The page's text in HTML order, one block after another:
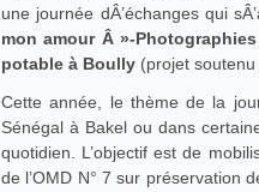
une journée dÂ’échanges qui
mon amour Â »-
potable à Boully (projet
Cette année, le thème de la journée est la gestion urbaine de l’eau, telle que
Sénégal à Bakel ou dans
quotidien. L’objectif est de
de l’OMD N° 7 sur préservation